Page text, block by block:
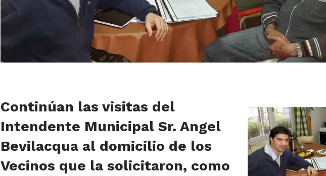
Continúan las visitas del
Intendente Municipal Sr. Angel
Bevilacqua al domicilio de los
Vecinos que la solicitaron, como